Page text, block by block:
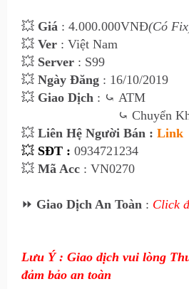
💥 Giá : 4.000.000VNĐ(Có
💥 Ver : Việt Nam
💥 Server : S99
💥 Ngày Đăng : 16/10/2019
💥 Giao Dịch : ⤿ ATM
⤿ Chuyển
💥 Liên Hệ Người Bán : Link
💥 SĐT : 0934721234
💥 Mã Acc : VN0270
⏩ Giao Dịch An Toàn : Click
Lưu Ý : Giao dịch vui lòng
đảm bảo an toàn